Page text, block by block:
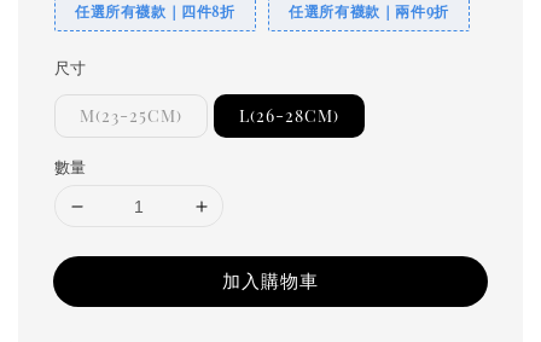
任選所有襪款｜四件8折 任選所有襪款｜兩件9折
尺寸
M(23-25CM) L(26-28CM)
數量
加入購物車